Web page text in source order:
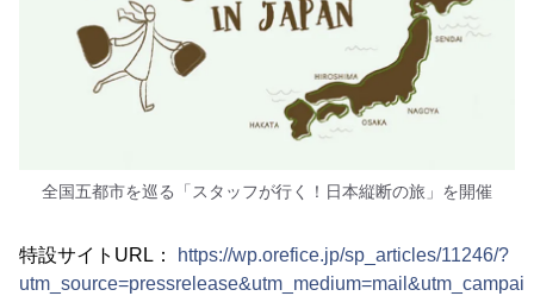
全国五都市を巡る「スタッフが行く！日本縦断の旅」を開催
特設サイトURL：
https://wp.orefice.jp/sp_articles/11246/?